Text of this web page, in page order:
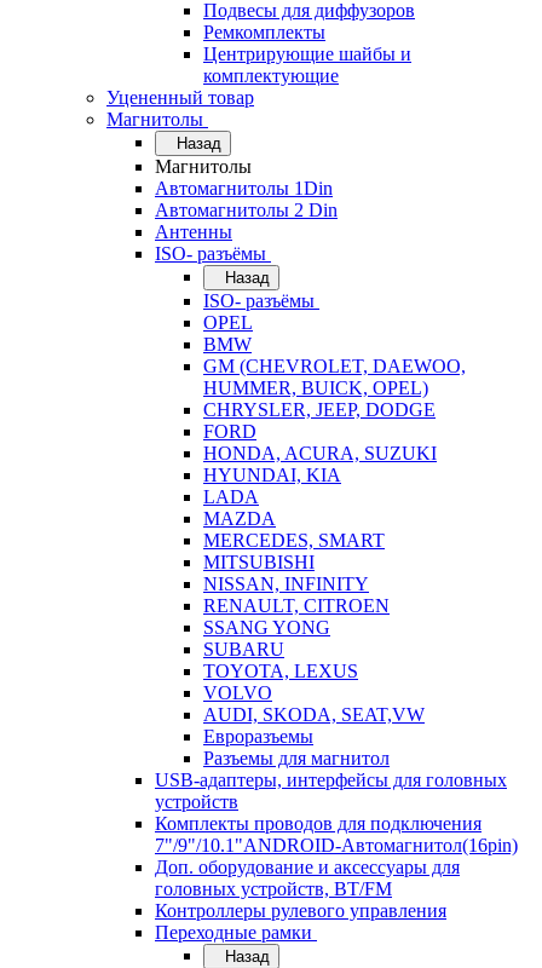
Подвесы для диффузоров
Ремкомплекты
Центрирующие шайбы и
комплектующие
Уцененный товар
Магнитолы
Назад
Магнитолы
Автомагнитолы 1Din
Автомагнитолы 2 Din
Антенны
ISO- разъёмы
Назад
ISO- разъёмы
OPEL
BMW
GM (CHEVROLET, DAEWOO,
HUMMER, BUICK, OPEL)
CHRYSLER, JEEP, DODGE
FORD
HONDA, ACURA, SUZUKI
HYUNDAI, KIA
LADA
MAZDA
MERCEDES, SMART
MITSUBISHI
NISSAN, INFINITY
RENAULT, CITROEN
SSANG YONG
SUBARU
TOYOTA, LEXUS
VOLVO
AUDI, SKODA, SEAT,VW
Евроразъемы
Разъемы для магнитол
USB-адаптеры, интерфейсы для головных
устройств
Комплекты проводов для подключения
7"/9"/10.1"ANDROID-Автомагнитол(16pin)
Доп. оборудование и аксессуары для
головных устройств, BT/FM
Контроллеры рулевого управления
Переходные рамки
Назад